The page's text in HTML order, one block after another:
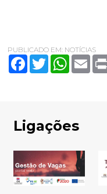
PUBLICADO EM: NOTÍCIAS
FacebookTwitterWhatsApp
Email
Ligações